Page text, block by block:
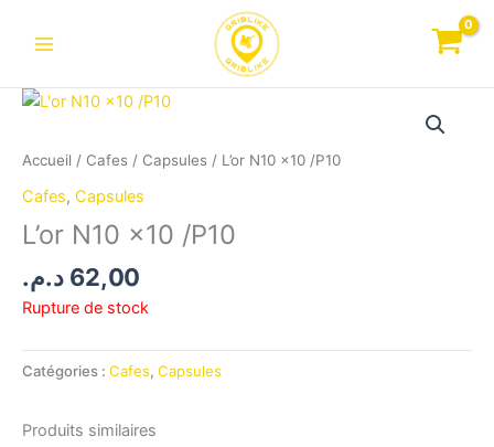
Accueil / Cafes / Capsules / L’or N10 x10 /P10
Cafes, Capsules
L’or N10 x10 /P10
62,00 د.م.
Rupture de stock
Catégories : Cafes, Capsules
Produits similaires